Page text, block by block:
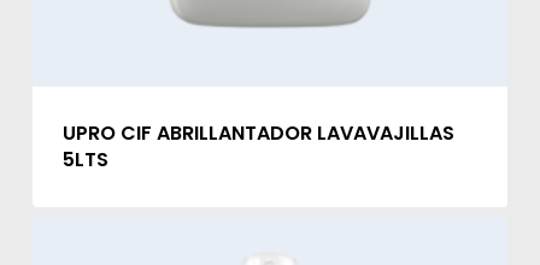
UPRO CIF ABRILLANTADOR LAVAVAJILLAS
5LTS